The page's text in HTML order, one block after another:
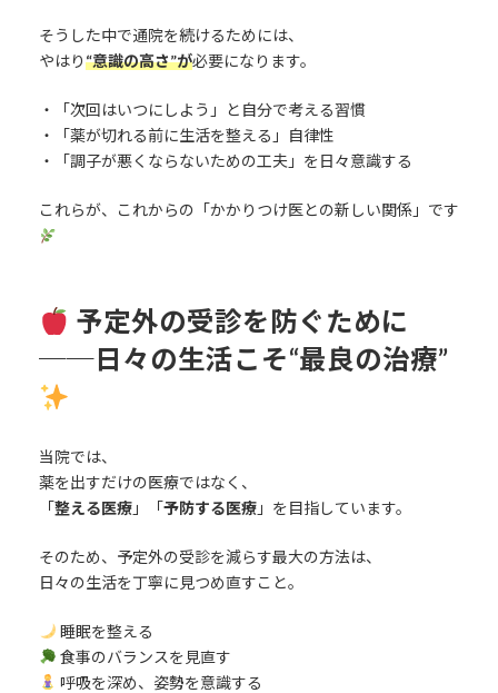
そうした中で通院を続けるためには、
やはり“意識の高さ”が必要になります。
・「次回はいつにしよう」と自分で考える習慣
・「薬が切れる前に生活を整える」自律性
・「調子が悪くならないための工夫」を日々意識する
これらが、これからの「かかりつけ医との新しい関係」です
予定外の受診を防ぐために
──日々の生活こそ“最良の治療”
当院では、
薬を出すだけの医療ではなく、
「整える医療」「予防する医療」を目指しています。
そのため、予定外の受診を減らす最大の方法は、
日々の生活を丁寧に見つめ直すこと。
睡眠を整える
食事のバランスを見直す
呼吸を深め、姿勢を意識する